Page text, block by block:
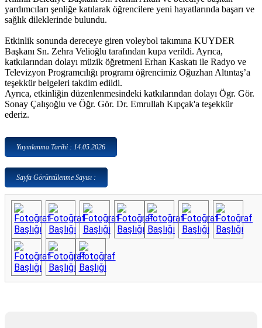
yardımcıları şenliğe katılarak öğrencilere yeni hayatlarında başarı ve
sağlık dileklerinde bulundu.
Etkinlik sonunda dereceye giren voleybol takımına KUYDER
Başkanı Sn. Zehra Velioğlu tarafından kupa verildi. Ayrıca,
katkılarından dolayı müzik öğretmeni Erhan Kaskatı ile Radyo ve
Televizyon Programcılığı programı öğrencimiz Oğuzhan Altıntaş’a
teşekkür belgeleri takdim edildi.
Ayrıca, etkinliğin düzenlenmesindeki katkılarından dolayı Ögr. Gör.
Sonay Çalışoğlu ve Öğr. Gör. Dr. Emrullah Kıpçak'a teşekkür
ederiz.
Yayınlanma Tarihi : 14.05.2026
Sayfa Görüntülenme Sayısı :